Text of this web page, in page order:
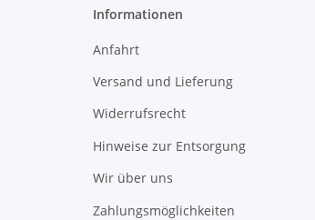
Informationen
Anfahrt
Versand und Lieferung
Widerrufsrecht
Hinweise zur Entsorgung
Wir über uns
Zahlungsmöglichkeiten